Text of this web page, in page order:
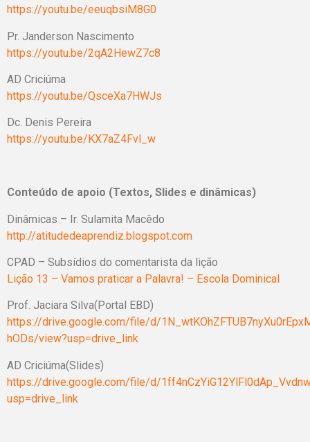
https://youtu.be/eeuqbsiM8G0
Pr. Janderson Nascimento
https://youtu.be/2qA2HewZ7c8
AD Criciúma
https://youtu.be/QsceXa7HWJs
Dc. Denis Pereira
https://youtu.be/KX7aZ4Fvl_w
Conteúdo de apoio (Textos, Slides e dinâmicas)
Dinâmicas – Ir. Sulamita Macêdo
http://atitudedeaprendiz.blogspot.com
CPAD – Subsídios do comentarista da lição
Lição 13 – Vamos praticar a Palavra! – Escola Dominical
Prof. Jaciara Silva(Portal EBD)
https://drive.google.com/file/d/
hODs/view?usp=drive_link
AD Criciúma(Slides)
https://drive.google.com/file/d/
usp=drive_link